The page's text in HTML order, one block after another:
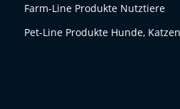
Farm-Line Produkte Nutztiere
Pet-Line Produkte Hunde,